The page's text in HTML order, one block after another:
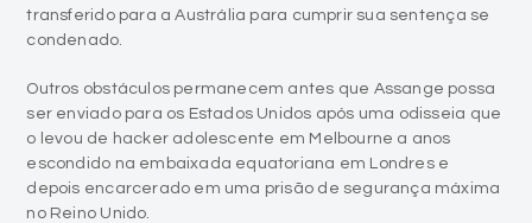
transferido para a Austrália para cumprir sua sentença se
condenado.
Outros obstáculos permanecem antes que Assange possa
ser enviado para os Estados Unidos após uma odisseia que
o levou de hacker adolescente em Melbourne a anos
escondido na embaixada equatoriana em Londres e
depois encarcerado em uma prisão de segurança máxima
no Reino Unido.